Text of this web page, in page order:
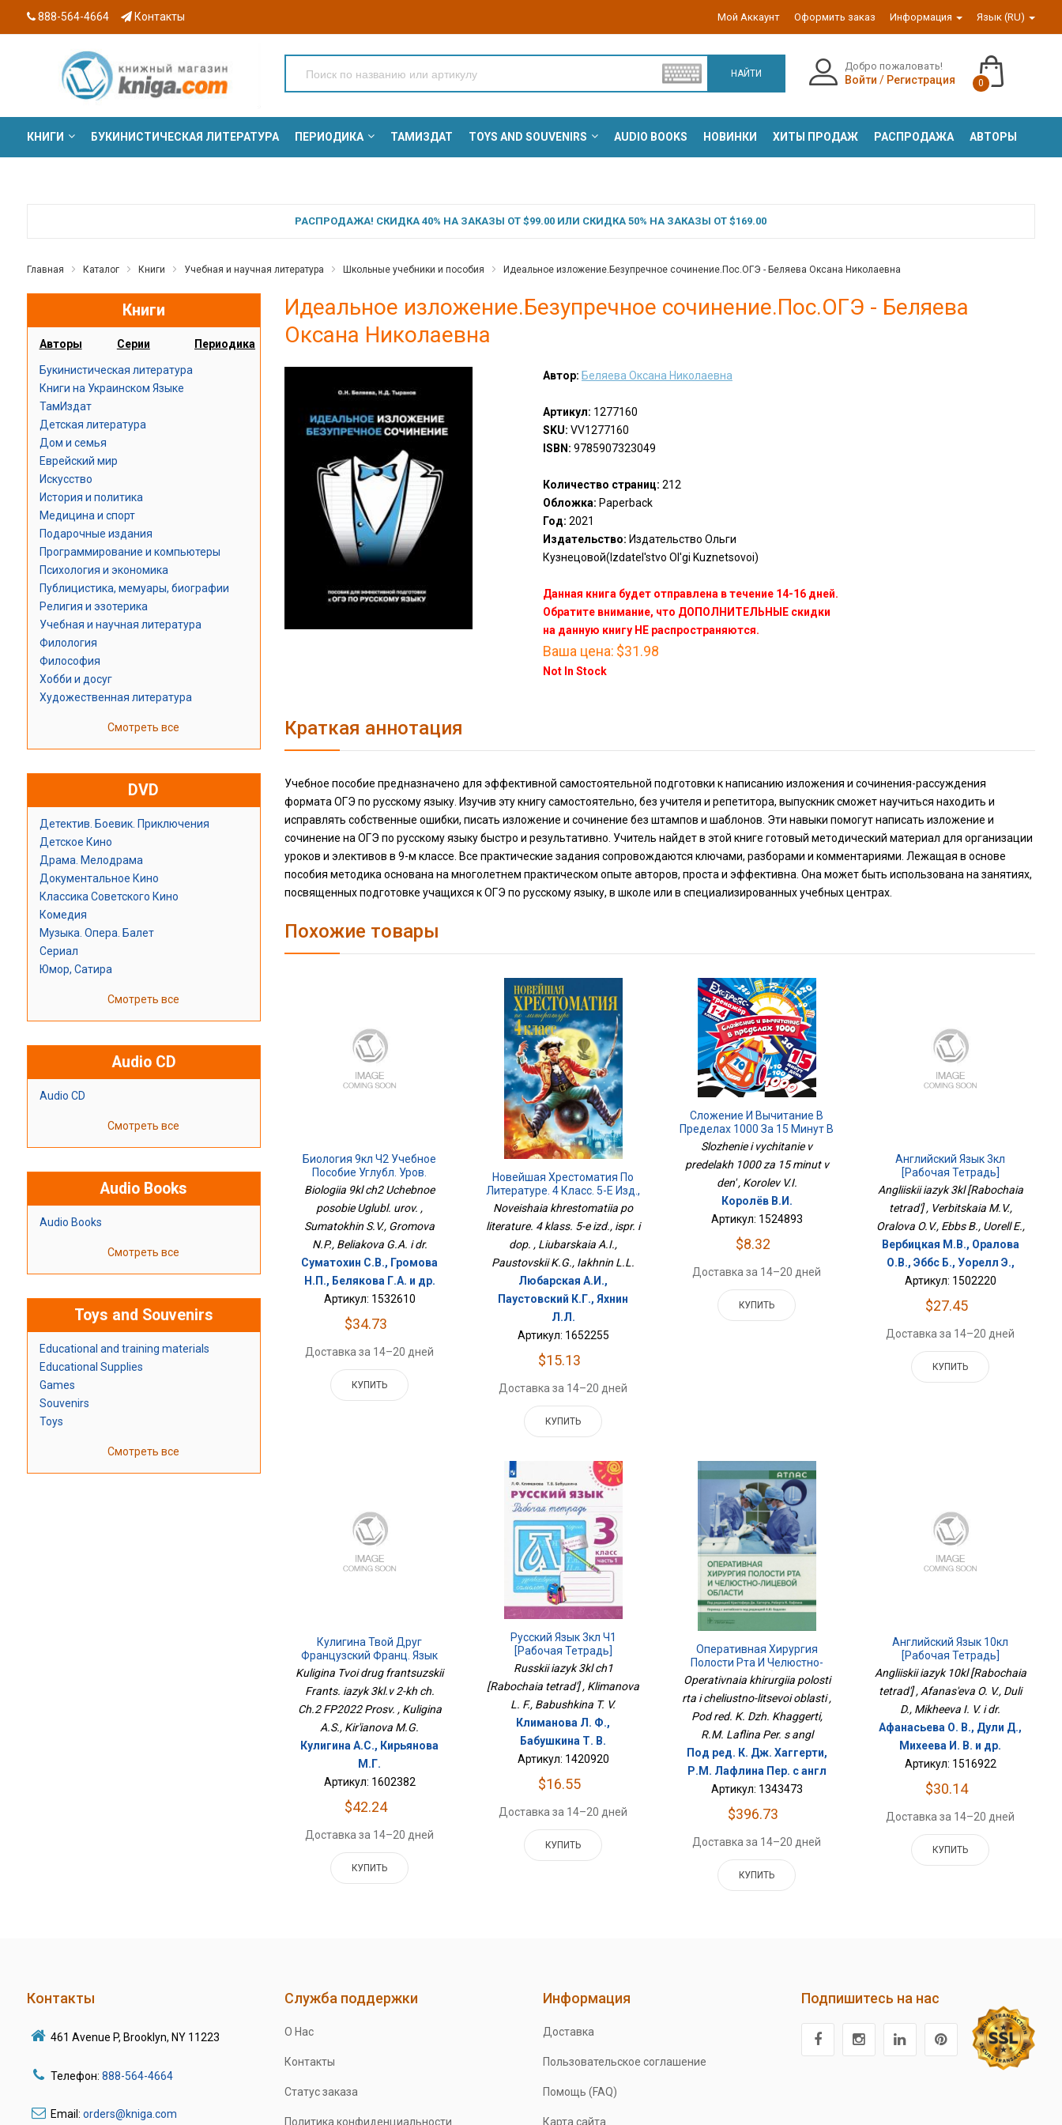
888-564-4664 Контакты Мой Аккаунт Оформить заказ Информация Язык (RU)
НАЙТИ
Добро пожаловать!
Войти / Регистрация 0
КНИГИ БУКИНИСТИЧЕСКАЯ ЛИТЕРАТУРА ПЕРИОДИКА ТАМИЗДАТ TOYS AND SOUVENIRS AUDIO BOOKS НОВИНКИ ХИТЫ ПРОДАЖ РАСПРОДАЖА АВТОРЫ
РАСПРОДАЖА! СКИДКА 40% НА ЗАКАЗЫ ОТ $99.00 ИЛИ СКИДКА 50% НА ЗАКАЗЫ ОТ $169.00
Главная Каталог Книги Учебная и научная литература Школьные учебники и пособия Идеальное изложение.Безупречное сочинение.Пос.ОГЭ - Беляева Оксана Николаевна
Книги
Авторы Серии Периодика
Букинистическая литература
Книги на Украинском Языке
ТамИздат
Детская литература
Дом и семья
Еврейский мир
Искусство
История и политика
Медицина и спорт
Подарочные издания
Программирование и компьютеры
Психология и экономика
Публицистика, мемуары, биографии
Религия и эзотерика
Учебная и научная литература
Филология
Философия
Хобби и досуг
Художественная литература
Смотреть все
DVD
Детектив. Боевик. Приключения
Детское Кино
Драма. Мелодрама
Документальное Кино
Классика Советского Кино
Комедия
Музыка. Опера. Балет
Сериал
Юмор, Сатира
Смотреть все
Audio CD
Audio CD
Смотреть все
Audio Books
Audio Books
Смотреть все
Toys and Souvenirs
Educational and training materials
Educational Supplies
Games
Souvenirs
Toys
Смотреть все
Идеальное изложение.Безупречное сочинение.Пос.ОГЭ - Беляева
Оксана Николаевна
Автор: Беляева Оксана Николаевна
Артикул: 1277160
SKU: VV1277160
ISBN: 9785907323049
Количество страниц: 212
Обложка: Paperback
Год: 2021
Издательство: Издательство Ольги
Кузнецовой(Izdatel'stvo Ol'gi Kuznetsovoi)
Данная книга будет отправлена в течение 14-16 дней.
Обратите внимание, что ДОПОЛНИТЕЛЬНЫЕ скидки
на данную книгу НЕ распространяются.
Ваша цена: $31.98
Not In Stock
Краткая аннотация
Учебное пособие предназначено для эффективной самостоятельной подготовки к написанию изложения и сочинения-рассуждения
формата ОГЭ по русскому языку. Изучив эту книгу самостоятельно, без учителя и репетитора, выпускник сможет научиться находить и
исправлять собственные ошибки, писать изложение и сочинение без штампов и шаблонов. Эти навыки помогут написать изложение и
сочинение на ОГЭ по русскому языку быстро и результативно. Учитель найдет в этой книге готовый методический материал для организации
уроков и элективов в 9-м классе. Все практические задания сопровождаются ключами, разборами и комментариями. Лежащая в основе
пособия методика основана на многолетнем практическом опыте авторов, проста и эффективна. Она может быть использована на занятиях,
посвященных подготовке учащихся к ОГЭ по русскому языку, в школе или в специализированных учебных центрах.
Похожие товары
Биология 9кл Ч2 Учебное
Пособие Углубл. Уров.
Biologiia 9kl ch2 Uchebnoe
posobie Uglubl. urov. ,
Sumatokhin S.V., Gromova
N.P., Beliakova G.A. i dr.
Суматохин С.В., Громова
Н.П., Белякова Г.А. и др.
Артикул: 1532610
$34.73
Доставка за 14–20 дней
КУПИТЬ
Новейшая Хрестоматия По
Литературе. 4 Класс. 5-Е Изд.,
Испр. И Доп.
Noveishaia khrestomatiia po
literature. 4 klass. 5-e izd., ispr. i
dop. , Liubarskaia A.I.,
Paustovskii K.G., Iakhnin L.L.
Любарская А.И.,
Паустовский К.Г., Яхнин
Л.Л.
Артикул: 1652255
$15.13
Доставка за 14–20 дней
КУПИТЬ
Сложение И Вычитание В
Пределах 1000 За 15 Минут В
День
Slozhenie i vychitanie v
predelakh 1000 za 15 minut v
den' , Korolev V.I.
Королёв В.И.
Артикул: 1524893
$8.32
Доставка за 14–20 дней
КУПИТЬ
Английский Язык 3кл
[Рабочая Тетрадь]
Angliiskii iazyk 3kl [Rabochaia
tetrad'] , Verbitskaia M.V.,
Oralova O.V., Ebbs B., Uorell E.,
Вербицкая М.В., Оралова
О.В., Эббс Б., Уорелл Э.,
Артикул: 1502220
$27.45
Доставка за 14–20 дней
КУПИТЬ
Кулигина Твой Друг
Французский Франц. Язык
3кл.в 2-Х Ч. Ч.2 ФП2022
Просв.
Kuligina Tvoi drug frantsuzskii
Frants. iazyk 3kl.v 2-kh ch.
Ch.2 FP2022 Prosv. , Kuligina
A.S., Kir'ianova M.G.
Кулигина А.С., Кирьянова
М.Г.
Артикул: 1602382
$42.24
Доставка за 14–20 дней
КУПИТЬ
Русский Язык 3кл Ч1
[Рабочая Тетрадь]
Russkii iazyk 3kl ch1
[Rabochaia tetrad'] , Klimanova
L. F., Babushkina T. V.
Климанова Л. Ф.,
Бабушкина Т. В.
Артикул: 1420920
$16.55
Доставка за 14–20 дней
КУПИТЬ
Оперативная Хирургия
Полости Рта И Челюстно-
Лицевой Области
Operativnaia khirurgiia polosti
rta i cheliustno-litsevoi oblasti ,
Pod red. K. Dzh. Khaggerti,
R.M. Laflina Per. s angl
Под ред. К. Дж. Хаггерти,
Р.М. Лафлина Пер. с англ
Артикул: 1343473
$396.73
Доставка за 14–20 дней
КУПИТЬ
Английский Язык 10кл
[Рабочая Тетрадь]
Angliiskii iazyk 10kl [Rabochaia
tetrad'] , Afanas'eva O. V., Duli
D., Mikheeva I. V. i dr.
Афанасьева О. В., Дули Д.,
Михеева И. В. и др.
Артикул: 1516922
$30.14
Доставка за 14–20 дней
КУПИТЬ
Контакты
461 Avenue P, Brooklyn, NY 11223
Телефон: 888-564-4664
Email: orders@kniga.com
Служба поддержки
О Нас
Контакты
Статус заказа
Политика конфиденциальности
Информация
Доставка
Пользовательское соглашение
Помощь (FAQ)
Карта сайта
Подпишитесь на нас